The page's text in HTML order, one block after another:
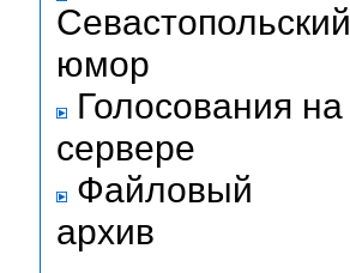
Севастопольский
юмор
Голосования на
сервере
Файловый
архив